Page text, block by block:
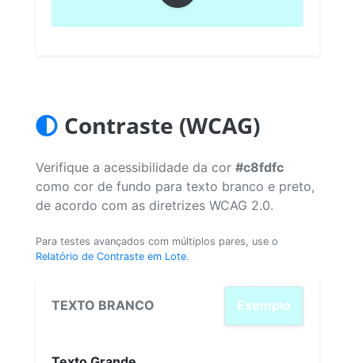
Contraste (WCAG)
Verifique a acessibilidade da cor #c8fdfc
como cor de fundo para texto branco e preto,
de acordo com as diretrizes WCAG 2.0.
Para testes avançados com múltiplos pares, use o
Relatório de Contraste em Lote.
TEXTO BRANCO Exemplo